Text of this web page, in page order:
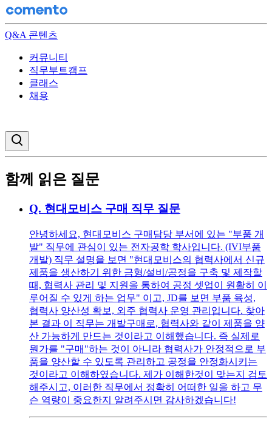
Q&A 콘텐츠
커뮤니티
직무부트캠프
클래스
채용
함께 읽은 질문
Q. 현대모비스 구매 직무 질문
안녕하세요, 현대모비스 구매담당 부서에 있는 "부품 개
발" 직무에 관심이 있는 전자공학 학사입니다. (IVI부품
개발) 직무 설명을 보면 "현대모비스의 협력사에서 신규
제품을 생산하기 위한 금형/설비/공정을 구축 및 제작할
때, 협력사 관리 및 지원을 통하여 공정 셋업이 원활히 이
루어질 수 있게 하는 업무" 이고, JD를 보면 부품 육성,
협력사 양산성 확보, 외주 협력사 운영 관리입니다. 찾아
본 결과 이 직무는 개발구매로, 협력사와 같이 제품을 양
산 가능하게 만드는 것이라고 이해했습니다. 즉 실제로
뭔가를 "구매"하는 것이 아니라 협력사가 안정적으로 부
품을 양산할 수 있도록 관리하고 공정을 안정화시키는
것이라고 이해하였습니다. 제가 이해한것이 맞는지 검토
해주시고, 이러한 직무에서 정확히 어떠한 일을 하고 무
슨 역량이 중요한지 알려주시면 감사하겠습니다!